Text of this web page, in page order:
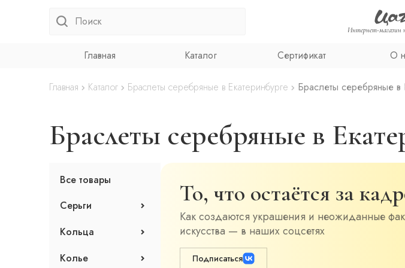
Интернет-магазин
Главная Каталог Сертификат О
Главная Каталог Браслеты серебряные в Екатеринбурге Браслеты серебряные в
Браслеты серебряные в
Все товары
Серьги
Клаймберы
Серьги с эмалью
Джекеты
Кольца
Кольца с эмалью
Кольца без вставок
Колье
То, что остаётся за
Как создаются украшения и неожиданные
искусства — в наших соцсетях
Подписаться